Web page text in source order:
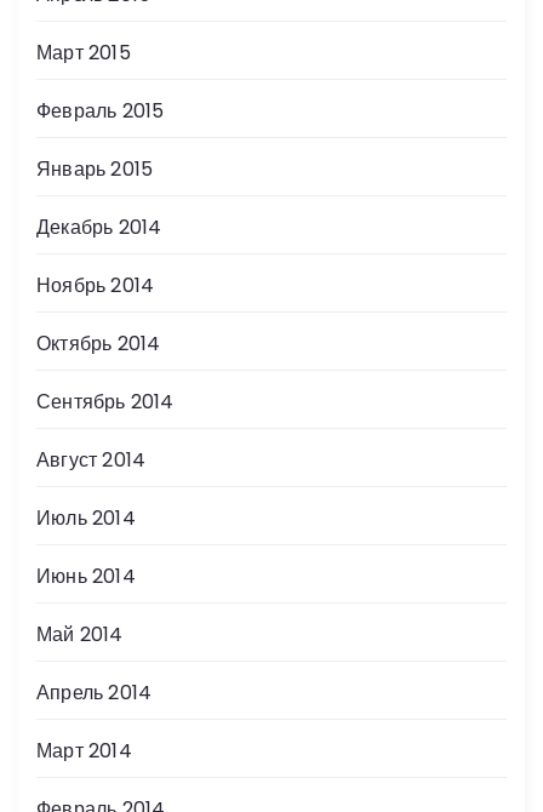
Март 2015
Февраль 2015
Январь 2015
Декабрь 2014
Ноябрь 2014
Октябрь 2014
Сентябрь 2014
Август 2014
Июль 2014
Июнь 2014
Май 2014
Апрель 2014
Март 2014